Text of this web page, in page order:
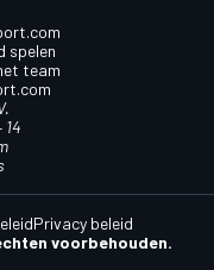
spelen
team
14
voorbehouden.
Privacy beleid